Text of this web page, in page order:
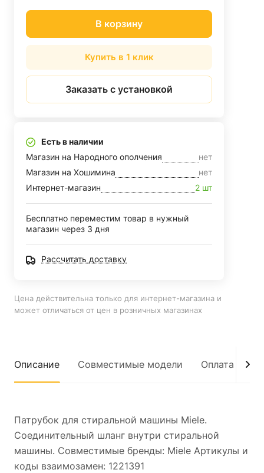
В корзину
Купить в 1 клик
Заказать с установкой
Есть в наличии
Магазин на Народного ополчения
нет
Магазин на Хошимина
нет
Интернет-магазин
2 шт
Бесплатно переместим товар в нужный
магазин через 3 дня
Рассчитать доставку
Цена действительна только для интернет-магазина и
может отличаться от цен в розничных магазинах
Описание Совместимые модели Оплата
Патрубок для стиральной машины Miele.
Соединительный шланг внутри стиральной
машины. Совместимые бренды: Miele Артикулы и
коды взаимозамен: 1221391